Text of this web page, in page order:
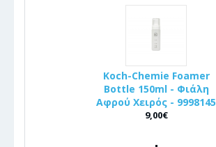
Koch-Chemie Foamer
Bottle 150ml - Φιάλη
Αφρού Χειρός - 9998145
9,00€